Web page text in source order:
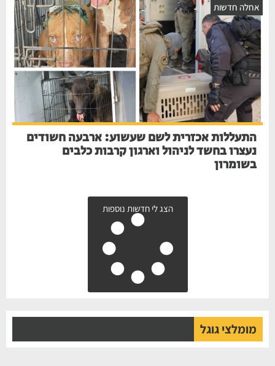
חדשות
התעללות אכזרית לשם שעשוע: ארבעה חשודים
נעצרו בחשד לניהול וארגון קרבות כלבים
בשומרון
הצג לי חדשות נוספות
מומלצי גוגל